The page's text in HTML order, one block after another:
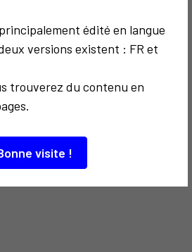
édité en langue
versions existent : FR et
trouverez du contenu en
visite !
1974
Restany dîne à